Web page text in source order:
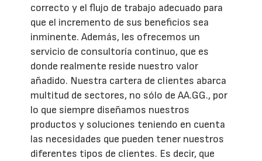
correcto y el flujo de trabajo adecuado para
que el incremento de sus beneficios sea
inminente. Además, les ofrecemos un
servicio de consultoría continuo, que es
donde realmente reside nuestro valor
añadido. Nuestra cartera de clientes abarca
multitud de sectores, no sólo de AA.GG., por
lo que siempre diseñamos nuestros
productos y soluciones teniendo en cuenta
las necesidades que pueden tener nuestros
diferentes tipos de clientes. Es decir, que